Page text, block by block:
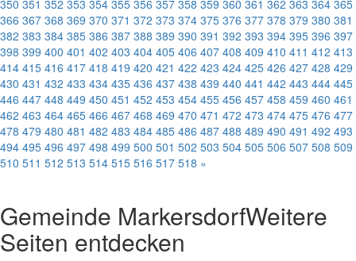
350 351 352 353 354 355 356 357 358 359 360 361 362 363 364 365
366 367 368 369 370 371 372 373 374 375 376 377 378 379 380 381
382 383 384 385 386 387 388 389 390 391 392 393 394 395 396 397
398 399 400 401 402 403 404 405 406 407 408 409 410 411 412 413
414 415 416 417 418 419 420 421 422 423 424 425 426 427 428 429
430 431 432 433 434 435 436 437 438 439 440 441 442 443 444 445
446 447 448 449 450 451 452 453 454 455 456 457 458 459 460 461
462 463 464 465 466 467 468 469 470 471 472 473 474 475 476 477
478 479 480 481 482 483 484 485 486 487 488 489 490 491 492 493
494 495 496 497 498 499 500 501 502 503 504 505 506 507 508 509
510 511 512 513 514 515 516 517 518 »
Gemeinde MarkersdorfWeitere
Seiten entdecken